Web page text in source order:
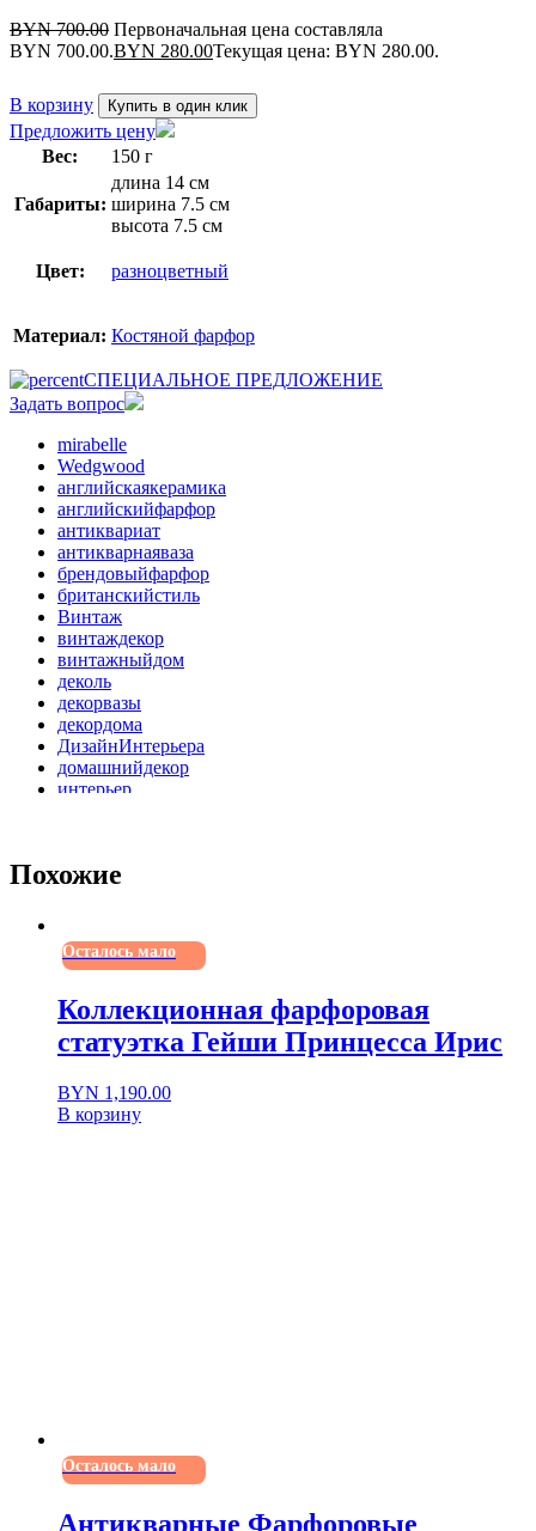
BYN700.00 Первоначальная цена составляла
BYN 700.00.BYN 280.00Текущая цена: BYN 280.00.
В корзину Купить в один клик
Предложить цену
Вес:
150 г
Габариты:
длина 14 см
ширина 7.5 см
высота 7.5 см
Цвет: разноцветный
Материал: Костяной фарфор
СПЕЦИАЛЬНОЕ ПРЕДЛОЖЕНИЕ
Задать вопрос
mirabelle
Wedgwood
английскаякерамика
английскийфарфор
антиквариат
антикварнаяваза
брендовыйфарфор
британскийстиль
Винтаж
винтаждекор
винтажныйдом
деколь
декорвазы
декордома
ДизайнИнтерьера
домашнийдекор
интерьер
костянойфарфор
роскошь
сделанованглии
фарфор
фарфороваяваза
Элегантность
Похожие
Осталось мало
Коллекционная фарфоровая
статуэтка Гейши Принцесса Ирис
BYN 1,190.00
В корзину
Осталось мало
Антикварные Фарфоровые